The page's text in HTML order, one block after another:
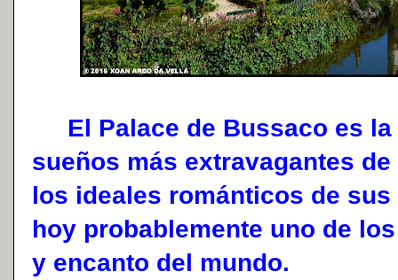
El Palace de Bussaco es la
sueños más extravagantes
los ideales románticos de
hoy probablemente uno de
y encanto del mundo.